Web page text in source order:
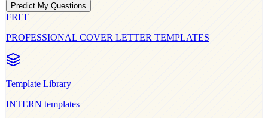
Predict My Questions
FREE
PROFESSIONAL COVER LETTER TEMPLATES
Template Library
INTERN templates